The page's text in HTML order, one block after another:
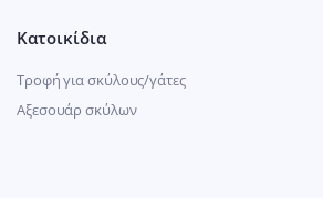
Κατοικίδια
Τροφή για σκύλους/γάτες
Αξεσουάρ σκύλων